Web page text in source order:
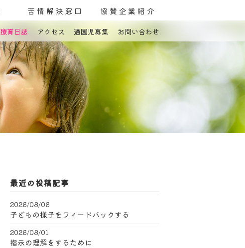
苦情解決窓口 協賛企業紹介
療育日誌 アクセス 通園児募集 お問い合わせ
よくある質問
お問い合わせ
最近の投稿記事
2026/08/06
子どもの様子をフィードバックする
2026/08/01
指示の理解をするために